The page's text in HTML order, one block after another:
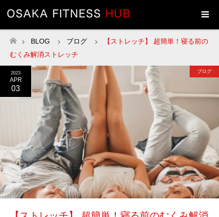
ホーム
BLOG ブログ
【ストレッチ】 超簡単！寝る前の
むくみ解消ストレッチ
2023
APR
03
ブログ